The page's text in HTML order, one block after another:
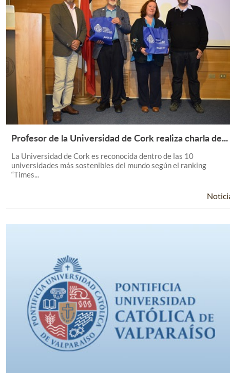
Leer Más +
Profesor de la Universidad de Cork realiza charla de...
La Universidad de Cork es reconocida dentro de las 10
universidades más sostenibles del mundo según el ranking
“Times...